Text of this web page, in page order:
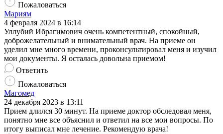
Пожаловаться
Мариям
4 февраля 2024 в 16:14
Уллубий Ибрагимович очень компетентный, спокойный,
доброжелательный и внимательный врач. На приеме он
уделил мне много времени, проконсультировал меня и изучил
мои документы. Я осталась довольна приемом!
Ответить
Пожаловаться
Магомед
24 декабря 2023 в 13:11
Прием длился 30 минут. На приеме доктор обследовал меня,
понятно мне все объяснил и ответил на все мои вопросы. По
итогу выписал мне лечение. Рекомендую врача!